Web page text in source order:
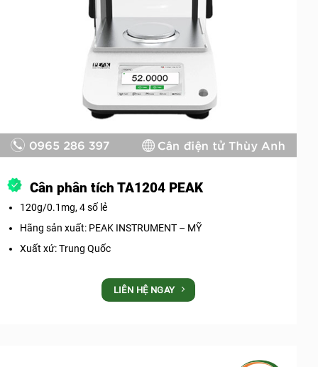
Cân phân tích TA1204 PEAK
120g/0.1mg, 4 số lẻ
Hãng sản xuất: PEAK INSTRUMENT – MỸ
Xuất xứ: Trung Quốc
LIÊN HỆ NGAY